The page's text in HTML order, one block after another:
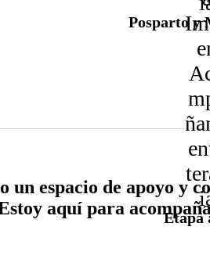
Posparto y
Etapa
Crecimiento y
espacio de apoyo y
aquí para